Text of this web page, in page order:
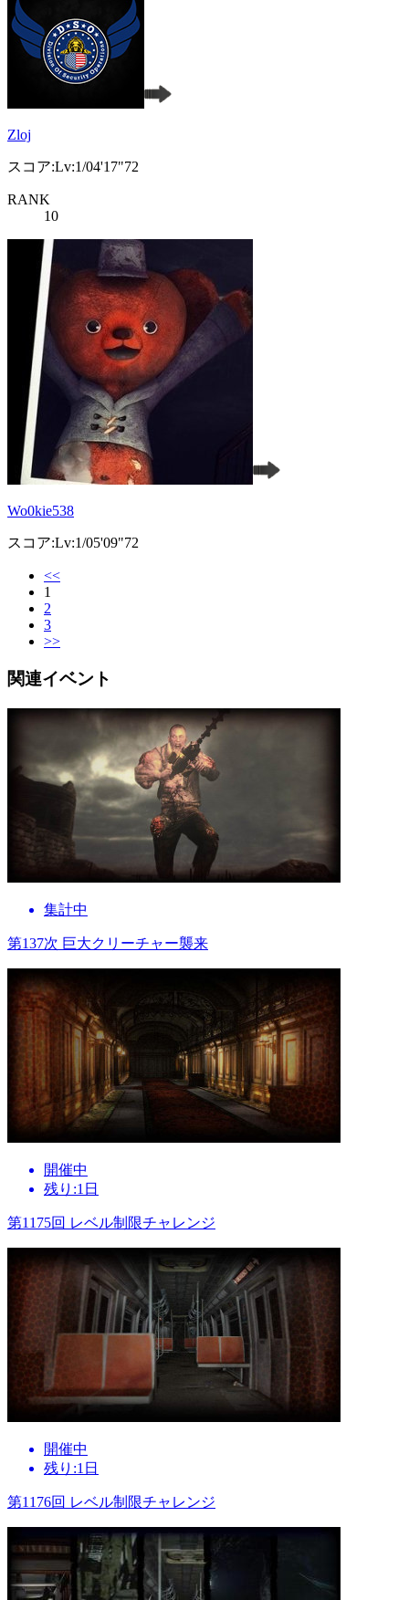
Zloj
スコア:Lv:1/04'17"72
RANK
10
Wo0kie538
スコア:Lv:1/05'09"72
<<
1
2
3
>>
関連イベント
集計中
第137次 巨大クリーチャー襲来
開催中
残り:1日
第1175回 レベル制限チャレンジ
開催中
残り:1日
第1176回 レベル制限チャレンジ